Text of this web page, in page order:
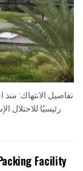
رئيسيًا للاحتلال
Facility